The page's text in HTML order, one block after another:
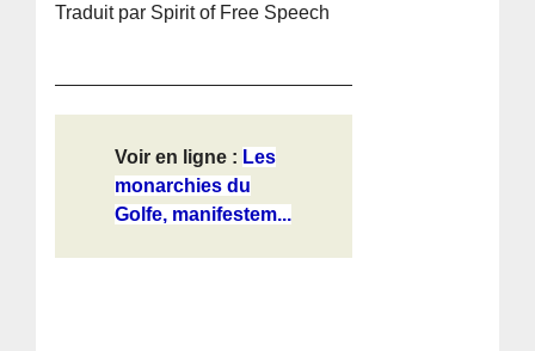
Traduit par Spirit of Free Speech
Voir en ligne : Les
monarchies du
Golfe, manifestem...